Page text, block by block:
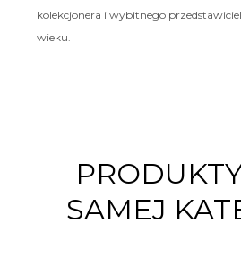
kolekcjonera i wybitnego
wieku.
SAMEJ